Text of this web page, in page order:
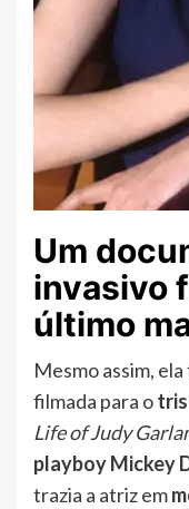
Um
invasivo
último
Mesmo assim,
filmada para o
Life of Judy
playboy Mickey
trazia a atriz em